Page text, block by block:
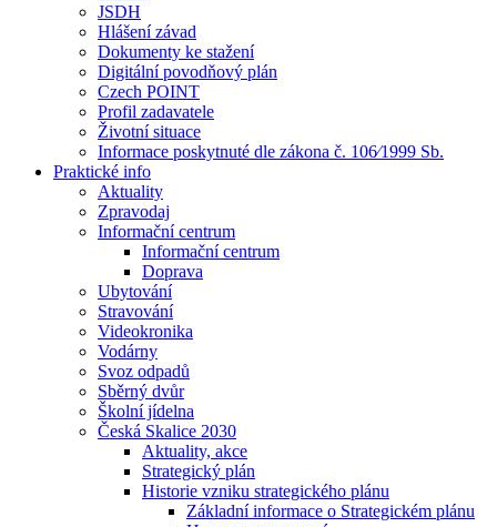
JSDH
Hlášení závad
Dokumenty ke stažení
Digitální povodňový plán
Czech POINT
Profil zadavatele
Životní situace
Informace poskytnuté dle zákona č. 106⁄1999 Sb.
Praktické info
Aktuality
Zpravodaj
Informační centrum
Informační centrum
Doprava
Ubytování
Stravování
Videokronika
Vodárny
Svoz odpadů
Sběrný dvůr
Školní jídelna
Česká Skalice 2030
Aktuality, akce
Strategický plán
Historie vzniku strategického plánu
Základní informace o Strategickém plánu